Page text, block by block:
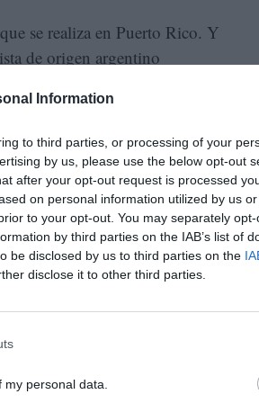
Information
to third parties, or processing of your
by us, please use the below opt-out
after your opt-out request is processed
on personal information utilized by us
to your opt-out. You may separately
by third parties on the IAB’s list of
be disclosed by us to third parties on the
disclose it to other third parties.
personal data.
se realiza en Puerto Rico. Y
de origen argentino
momento impacta
artística y el acceso a la cultura.
dólares. Todos los años nos
por convicción”, resume,
podemos conseguir grandes